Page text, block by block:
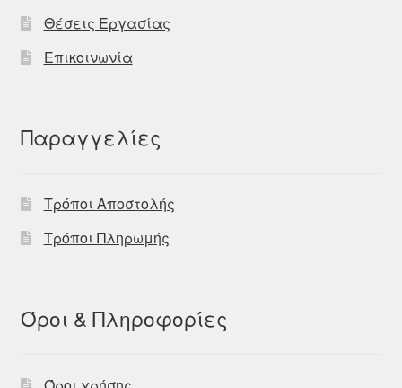
Θέσεις Εργασίας
Επικοινωνία
Παραγγελίες
Τρόποι Αποστολής
Τρόποι Πληρωμής
Όροι & Πληροφορίες